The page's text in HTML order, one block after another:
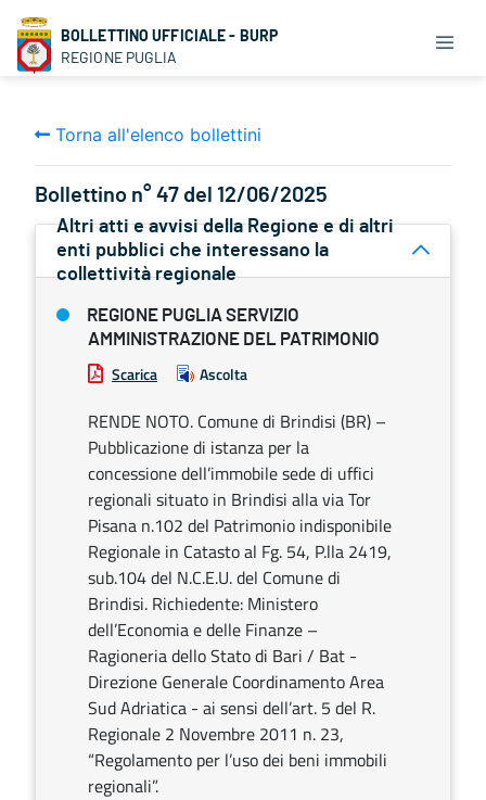
BOLLETTINO UFFICIALE - BURP
REGIONE PUGLIA
Torna all'elenco bollettini
Bollettino n° 47 del 12/06/2025
Altri atti e avvisi della Regione e di altri
enti pubblici che interessano la
collettività regionale
REGIONE PUGLIA SERVIZIO
AMMINISTRAZIONE DEL PATRIMONIO
Scarica Ascolta
RENDE NOTO. Comune di Brindisi (BR) –
Pubblicazione di istanza per la
concessione dell’immobile sede di uffici
regionali situato in Brindisi alla via Tor
Pisana n.102 del Patrimonio indisponibile
Regionale in Catasto al Fg. 54, P.lla 2419,
sub.104 del N.C.E.U. del Comune di
Brindisi. Richiedente: Ministero
dell’Economia e delle Finanze –
Ragioneria dello Stato di Bari / Bat -
Direzione Generale Coordinamento Area
Sud Adriatica - ai sensi dell’art. 5 del R.
Regionale 2 Novembre 2011 n. 23,
“Regolamento per l’uso dei beni immobili
regionali”.